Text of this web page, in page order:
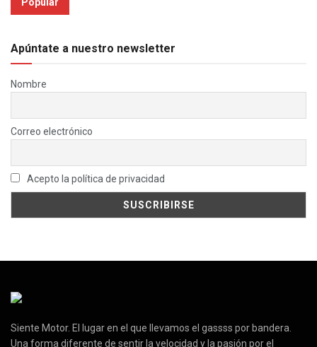
Apúntate a nuestro newsletter
Nombre
Correo electrónico
Acepto la política de privacidad
Siente Motor. El lugar en el que llevamos el gassss por bandera.
Una forma diferente de sentir la velocidad y la pasión por el